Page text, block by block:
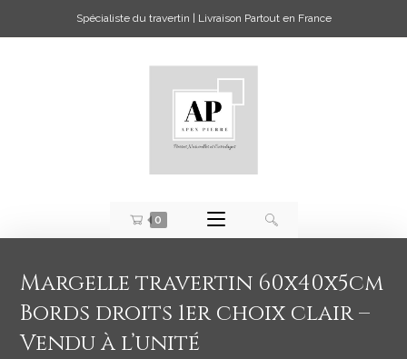
Spécialiste du travertin | Livraison Partout en France
0
Margelle travertin 60x40x5cm
Bords droits 1er choix clair –
Vendu à l’unité